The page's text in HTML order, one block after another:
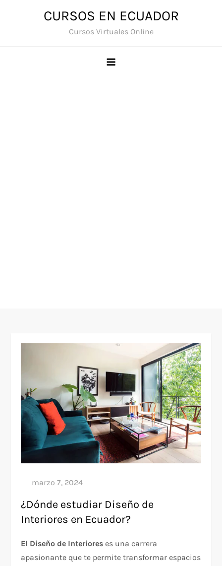
CURSOS EN ECUADOR
Cursos Virtuales Online
¿Dónde estudiar Diseño de
Interiores en Ecuador?
El Diseño de Interiores es una carrera
apasionante que te permite transformar espacios